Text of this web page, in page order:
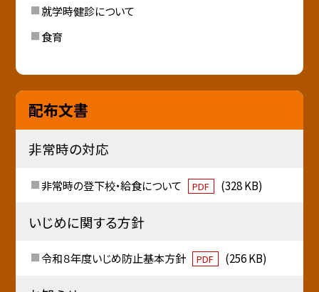
就学時健診について
食育
配布文書
非常時の対応
非常時の登下校・給食について PDF (328 KB)
いじめに関する方針
令和８年度いじめ防止基本方針 PDF (256 KB)